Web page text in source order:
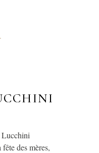
Lucchini
des mères,